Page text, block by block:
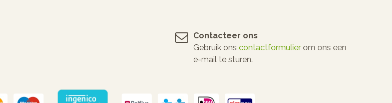
Contacteer ons
Gebruik ons contactformulier om ons een
e-mail te sturen.